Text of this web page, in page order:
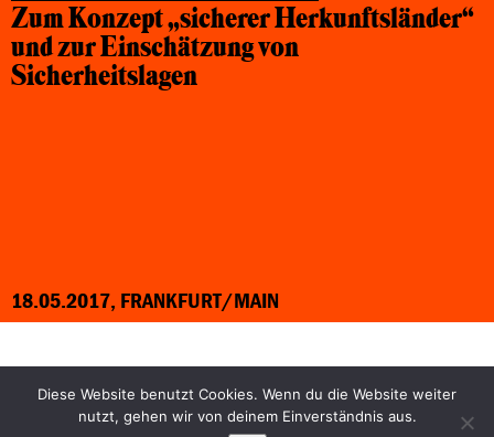
Zum Konzept „sicherer Herkunftsländer“
und zur Einschätzung von
Sicherheitslagen
18.05.2017, FRANKFURT/MAIN
Facebook
Bluesky
Instagram
Diese Website benutzt Cookies. Wenn du die Website weiter
nutzt, gehen wir von deinem Einverständnis aus.